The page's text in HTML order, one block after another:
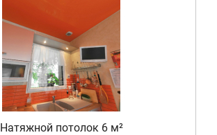
Натяжной потолок 6 м²